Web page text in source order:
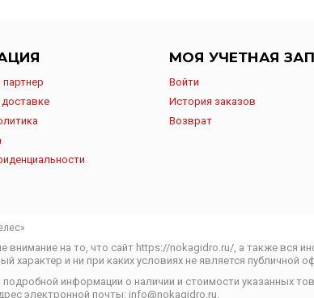
МОЯ УЧЕТНАЯ
Войти
История заказов
Возврат
внимание на то, что сайт https://nokagidro.ru/, а также вся
характер и ни при каких условиях не является
подробной информации о наличии и стоимости указанных
электронной почты: info@nokagidro.ru.